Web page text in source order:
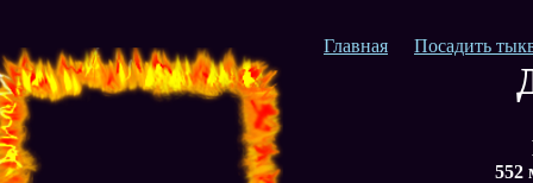
Главная Посадить
552